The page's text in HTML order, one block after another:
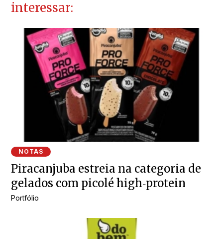
interessar:
NOTAS
Piracanjuba estreia na categoria de
gelados com picolé high‑protein
Portfólio